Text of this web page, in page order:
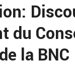
du
la BNC